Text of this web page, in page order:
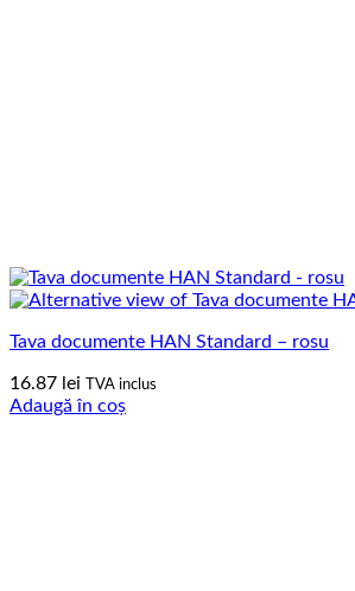
Tava documente HAN Standard – rosu
16.87 lei TVA inclus
Adaugă în coș